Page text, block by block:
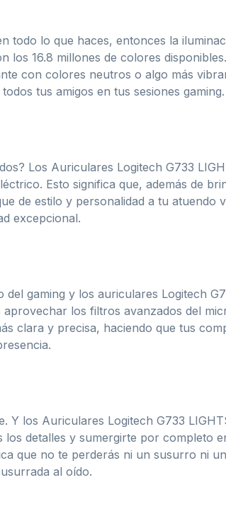
todo lo que haces, entonces la
16.8 millones de colores
con colores neutros o algo más
tus amigos en tus sesiones gaming.
Los Auriculares Logitech G733
Esto significa que, además de
de estilo y personalidad a tu
excepcional.
gaming y los auriculares Logitech
aprovechar los filtros avanzados del
clara y precisa, haciendo que tus
Y los Auriculares Logitech G733
detalles y sumergirte por completo
que no te perderás ni un susurro ni
al oído.